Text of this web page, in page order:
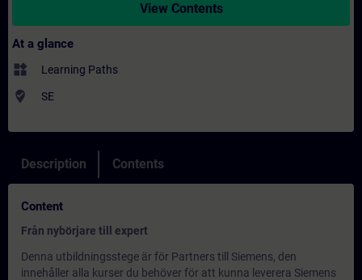
View Contents
At a glance
widgets Learning Paths
where_to_vote SE
Description Contents
Content
Från nybörjare till expert
Denna utbildningsstege är för Partners till Siemens, den
innehåller alla kurser du behöver för att kunna leverera Siemens